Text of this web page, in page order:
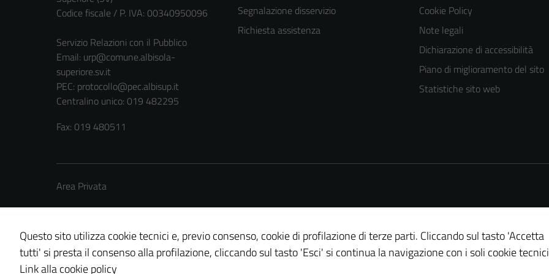
Codice fiscale / P. IVA: 00340950096
Servizio Relazioni con il Pubblico
Email: urp@comune.albisola-
superiore.sv.it
PEC: protocollo@pec.albisup.it
Centralino unico: 019 482295
Fax: 019 480511
Segnalazione disservizio
Richiesta assistenza
Cookie Policy
Note legali
Dichiarazione di accessibilità
Piano di miglioramento del sito
Statistiche sito web
Area Privata
Credits: © Technical Design s.r.l.
Questo sito utilizza cookie tecnici e, previo consenso, cookie di profilazione di terze parti. Cliccando sul tasto 'Accetta
tutti' si presta il consenso alla profilazione, cliccando sul tasto 'Esci' si continua la navigazione con i soli cookie
Link alla cookie policy
per il
essere
disabilitati.